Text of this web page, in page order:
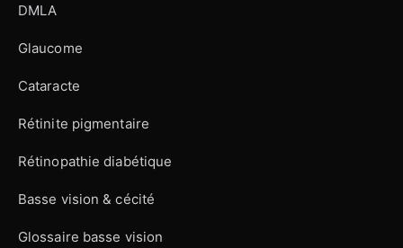
DMLA
Glaucome
Cataracte
Rétinite pigmentaire
Rétinopathie diabétique
Basse vision & cécité
Glossaire basse vision